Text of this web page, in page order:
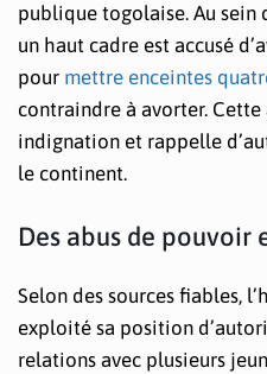
publique togolaise. Au sein
un haut cadre est accusé
pour mettre enceintes
contraindre à avorter.
indignation et rappelle
le continent.
Des abus de pouvoir
Selon des sources fiables,
exploité sa position
relations avec plusieurs